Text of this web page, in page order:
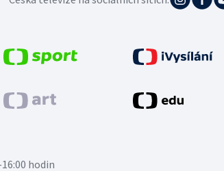
hodin